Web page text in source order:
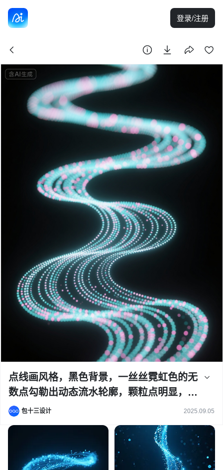
登录/注册
点线画风格，黑色背景，一丝丝霓虹色的无
数点勾勒出动态流水轮廓，颗粒点明显，线
条粗细对比强烈，细节清晰，背景旋转模
简构图，光影流动感十足
包十三设计 2025.09.05